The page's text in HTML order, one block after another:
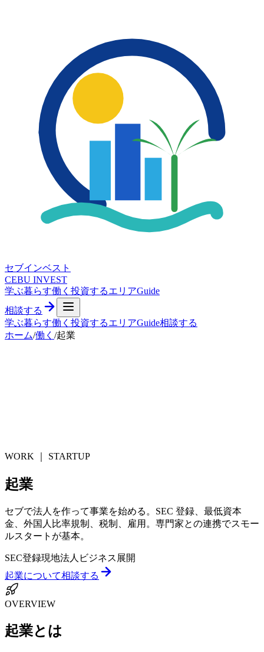
セブインベスト
CEBU INVEST
学ぶ暮らす働く 投資するエリアGuide
相談する
学ぶ暮らす働く 投資するエリアGuide相談する
ホーム/働く /起業
WORK ｜ STARTUP
起業
セブで法人を作って事業を始める。SEC 登録、最低資本
金、外国人比率規制、税制、雇用。専門家との連携でスモー
ルスタートが基本。
SEC登録現地法人 ビジネス展開
起業について相談する
OVERVIEW
起業とは